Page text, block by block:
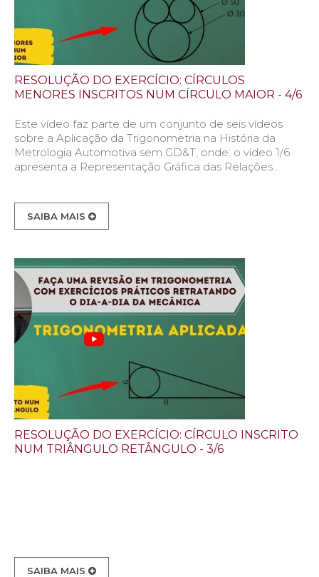
RESOLUÇÃO DO EXERCÍCIO: CÍRCULOS
MENORES INSCRITOS NUM CÍRCULO MAIOR - 4/6
Este vídeo faz parte de um conjunto de seis vídeos
sobre a Aplicação da Trigonometria na História da
Metrologia Automotiva sem GD&T, onde: o vídeo 1/6
apresenta a Representação Gráfica das Relações...
SAIBA MAIS
RESOLUÇÃO DO EXERCÍCIO: CÍRCULO INSCRITO
NUM TRIÂNGULO RETÂNGULO - 3/6
SAIBA MAIS